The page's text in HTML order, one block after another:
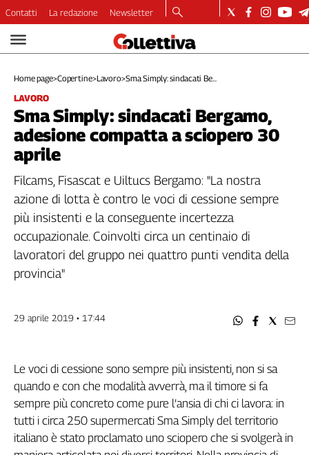
Video
Dirette
Longform
Copertine
Economia
Lavoro
Ambiente
Diritti
Welfare
Italia
Internazionale
Filcams
Filt
Fiom
Fisac
Flai
Flc
Contatti La redazione Newsletter
Home page>Copertine>Lavoro>Sma Simply: sindacati Be...
LAVORO
Sma Simply: sindacati Bergamo,
adesione compatta a sciopero 30
aprile
Filcams, Fisascat e Uiltucs Bergamo: "La nostra
azione di lotta è contro le voci di cessione sempre
più insistenti e la conseguente incertezza
occupazionale. Coinvolti circa un centinaio di
lavoratori del gruppo nei quattro punti vendita della
provincia"
29 aprile 2019 • 17:44
Le voci di cessione sono sempre più insistenti, non si sa
quando e con che modalità avverrà, ma il timore si fa
sempre più concreto come pure l’ansia di chi ci lavora: in
tutti i circa 250 supermercati Sma Simply del territorio
italiano è stato proclamato uno sciopero che si svolgerà in